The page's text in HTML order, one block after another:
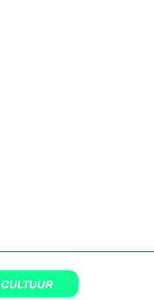
CULTUUR